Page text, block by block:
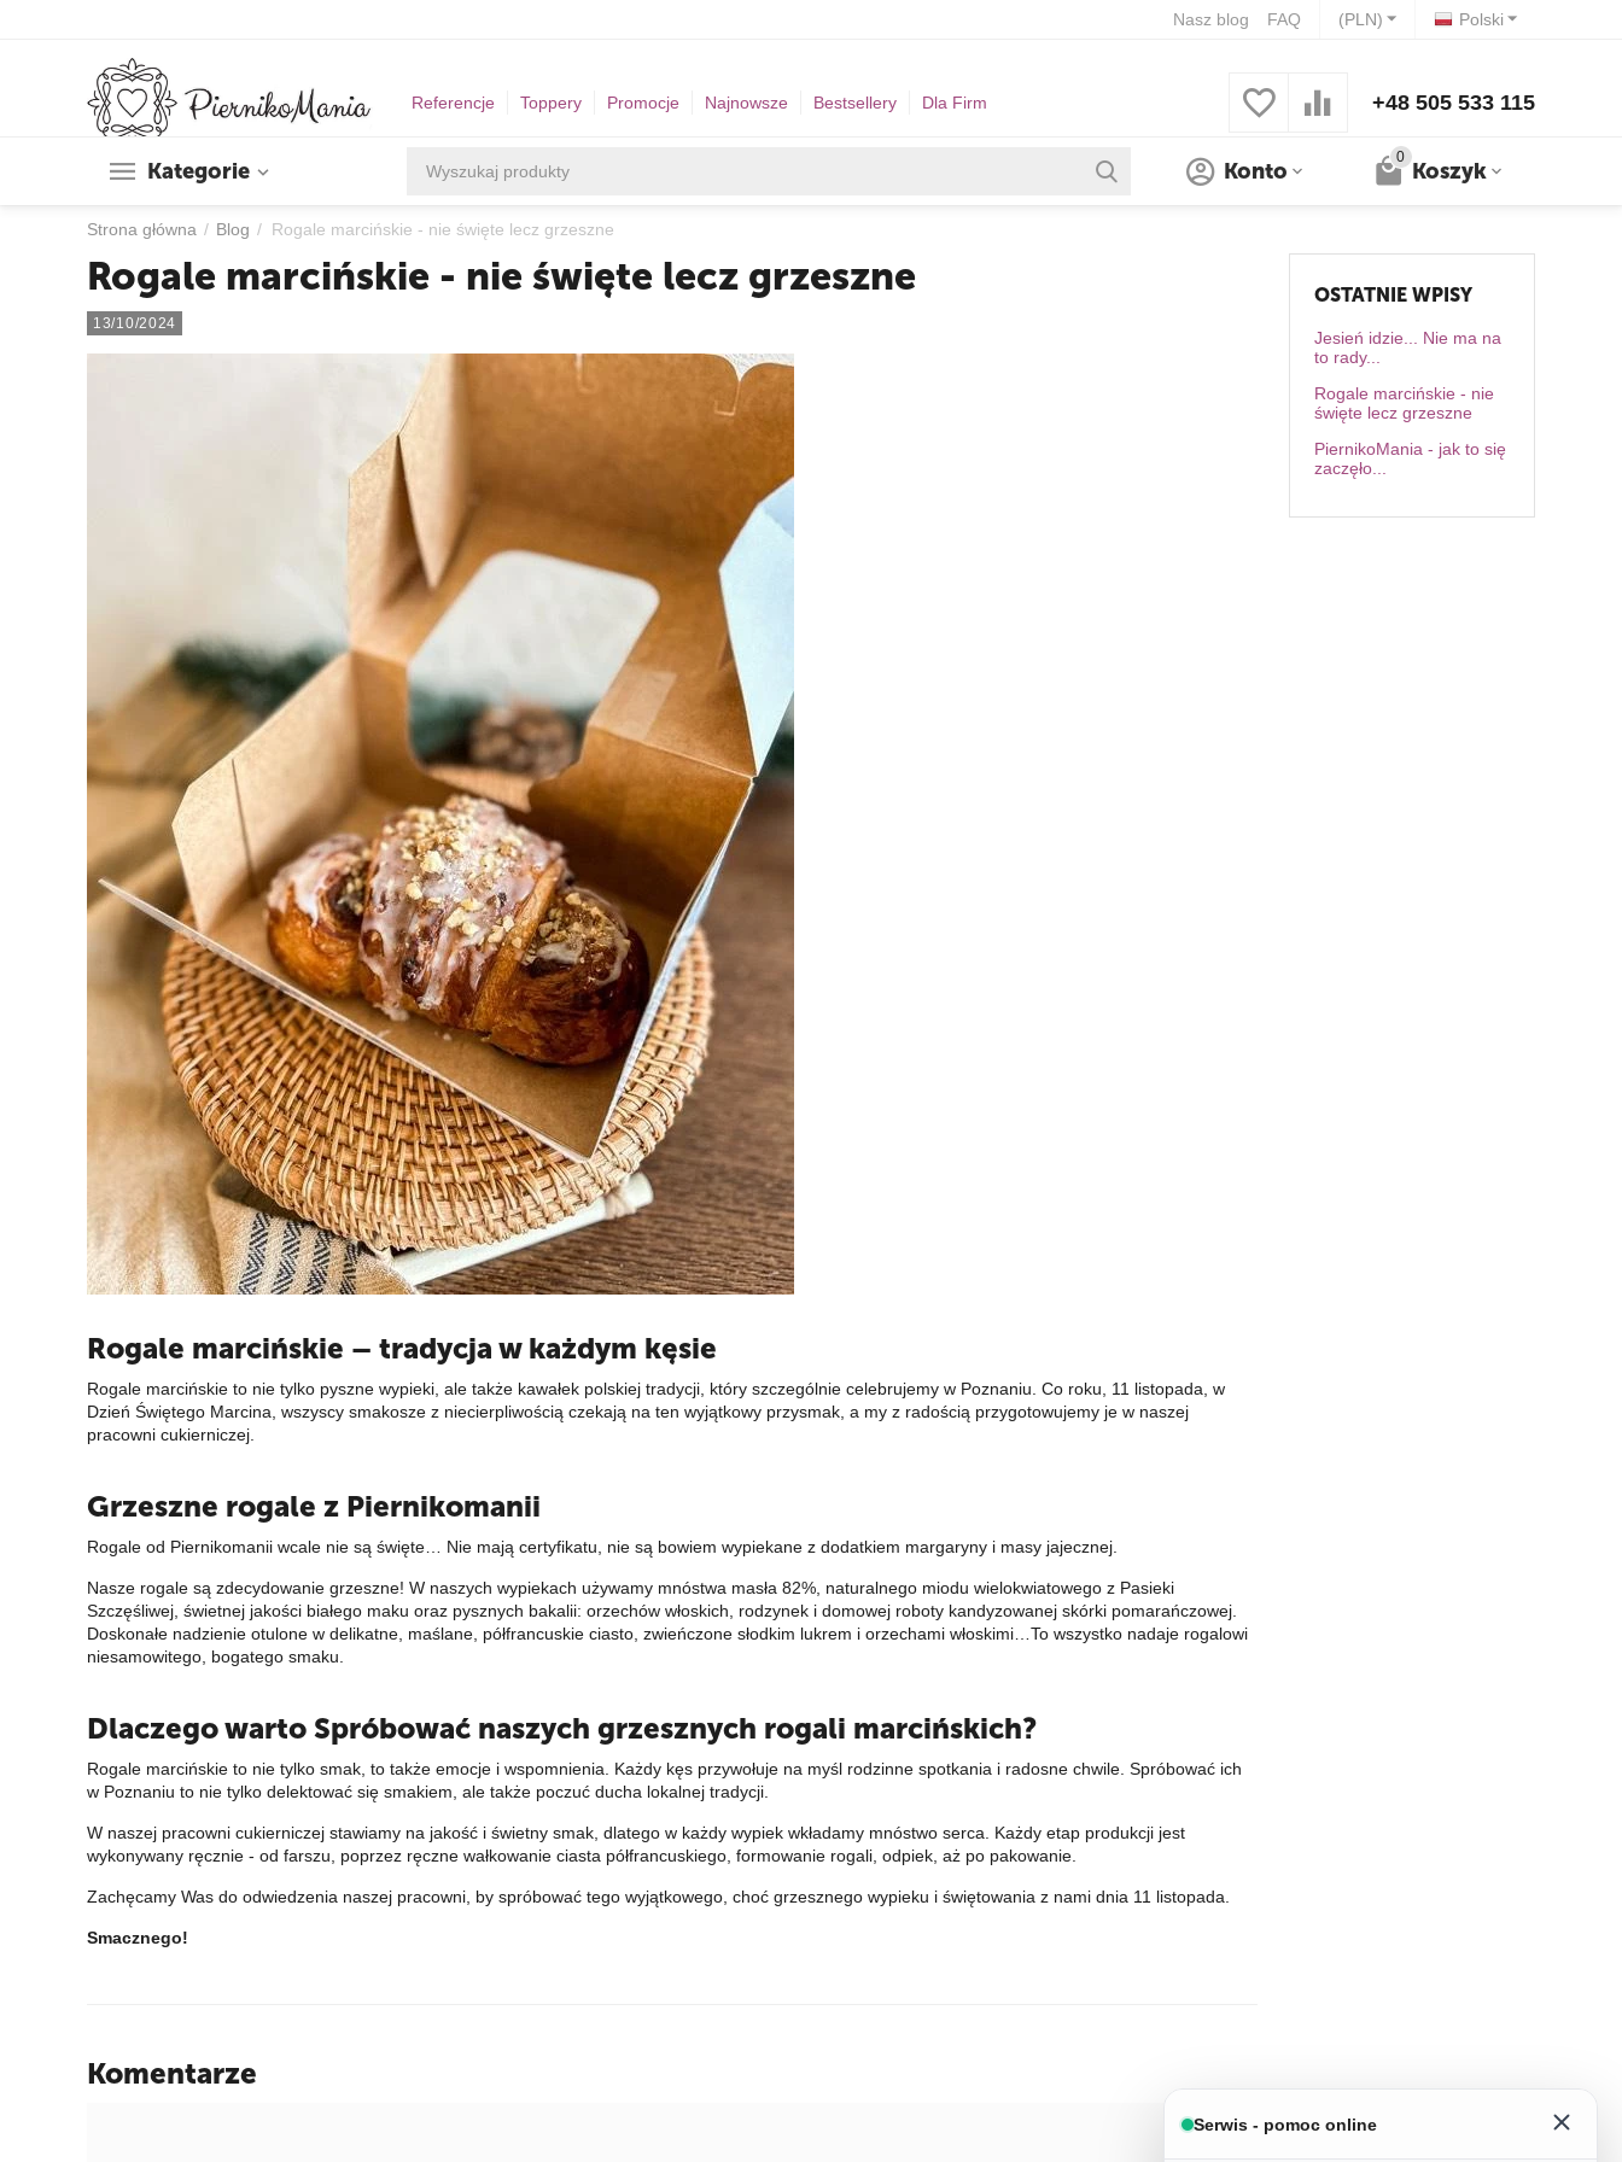
Polski
(PLN)
Nasz blog FAQ
Referencje Toppery Promocje Najnowsze Bestsellery Dla Firm +48 505 533 115
Kategorie
0
Koszyk
Konto
Strona główna / Blog / Rogale marcińskie - nie święte lecz grzeszne
Rogale marcińskie - nie święte lecz grzeszne
13/10/2024
Rogale marcińskie – tradycja w każdym kęsie
Rogale marcińskie to nie tylko pyszne wypieki, ale także kawałek polskiej tradycji, który szczególnie celebrujemy w Poznaniu. Co roku, 11 listopada, w
Dzień Świętego Marcina, wszyscy smakosze z niecierpliwością czekają na ten wyjątkowy przysmak, a my z radością przygotowujemy je w naszej
pracowni cukierniczej.
Grzeszne rogale z Piernikomanii
Rogale od Piernikomanii wcale nie są święte… Nie mają certyfikatu, nie są bowiem wypiekane z dodatkiem margaryny i masy jajecznej.
Nasze rogale są zdecydowanie grzeszne! W naszych wypiekach używamy mnóstwa masła 82%, naturalnego miodu wielokwiatowego z Pasieki
Szczęśliwej, świetnej jakości białego maku oraz pysznych bakalii: orzechów włoskich, rodzynek i domowej roboty kandyzowanej skórki pomarańczowej.
Doskonałe nadzienie otulone w delikatne, maślane, półfrancuskie ciasto, zwieńczone słodkim lukrem i orzechami włoskimi…To wszystko nadaje rogalowi
niesamowitego, bogatego smaku.
Dlaczego warto Spróbować naszych grzesznych rogali marcińskich?
Rogale marcińskie to nie tylko smak, to także emocje i wspomnienia. Każdy kęs przywołuje na myśl rodzinne spotkania i radosne chwile. Spróbować ich
w Poznaniu to nie tylko delektować się smakiem, ale także poczuć ducha lokalnej tradycji.
W naszej pracowni cukierniczej stawiamy na jakość i świetny smak, dlatego w każdy wypiek wkładamy mnóstwo serca. Każdy etap produkcji jest
wykonywany ręcznie - od farszu, poprzez ręczne wałkowanie ciasta półfrancuskiego, formowanie rogali, odpiek, aż po pakowanie.
Zachęcamy Was do odwiedzenia naszej pracowni, by spróbować tego wyjątkowego, choć grzesznego wypieku i świętowania z nami dnia 11 listopada.
Smacznego!
Komentarze
OSTATNIE WPISY
Jesień idzie... Nie ma na
to rady...
Rogale marcińskie - nie
święte lecz grzeszne
PiernikoMania - jak to się
zaczęło...
Serwis - pomoc online